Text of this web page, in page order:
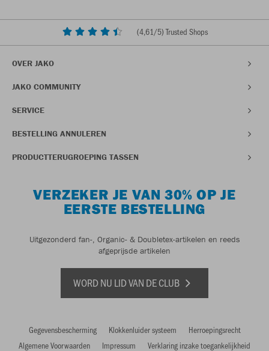
(4,61/5) Trusted Shops
OVER JAKO
JAKO COMMUNITY
SERVICE
BESTELLING ANNULEREN
PRODUCTTERUGROEPING TASSEN
VERZEKER JE VAN 30% OP JE
EERSTE BESTELLING
Uitgezonderd fan-, Organic- & Doubletex-artikelen en reeds
afgeprijsde artikelen
WORD NU LID VAN DE CLUB
Gegevensbescherming Klokkenluider systeem
Herroepingsrecht
Algemene Voorwaarden
Impressum Verklaring inzake toegankelijkheid